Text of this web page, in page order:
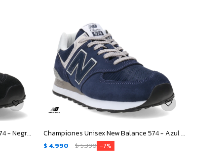
Championes Unisex New Balance 574 - Negro - Gris Championes Unisex New Balance 574 - Azul Marino - Gris
$ 4.990 $5.390 7